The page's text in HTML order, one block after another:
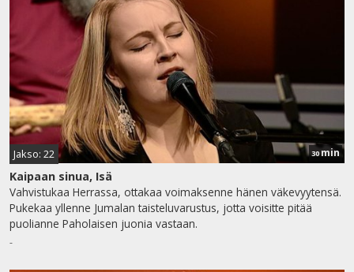
Jakso: 22 30min
Kaipaan sinua, Isä
Vahvistukaa Herrassa, ottakaa voimaksenne hänen väkevyytensä.
Pukekaa yllenne Jumalan taisteluvarustus, jotta voisitte pitää
puolianne Paholaisen juonia vastaan.
-